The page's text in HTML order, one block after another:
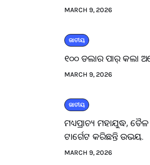
MARCH 9, 2026
ଜାତୀୟ
୧୦୦ ଡଲାର ପାର୍ କଲା
MARCH 9, 2026
ଜାତୀୟ
ମଧ୍ୟପ୍ରାଚ୍ୟ ମହାଯୁଦ୍ଧ,
ଟାର୍ଗେଟ କରିଛନ୍ତି ଉଭୟ.
MARCH 9, 2026